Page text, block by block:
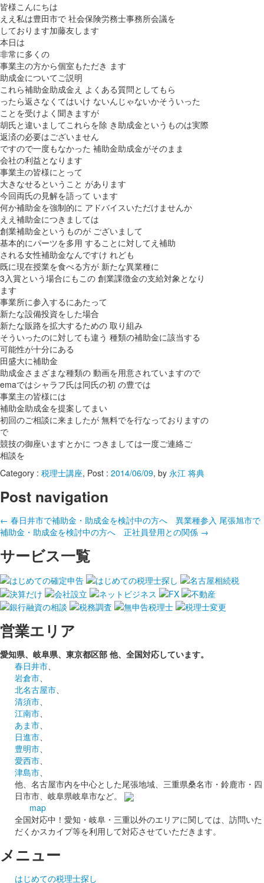
皆様こんにちは
ええ私は豊田市で 社会保険労務士事務所会議を
しております加藤友します
本日は
非常に多くの
事業主の方から個室もただき ます
助成金についてご説明
これら補助金助成金え よくある質問としてもら
ったら返さなくてはいけ ないんじゃないかそういった
ことを受けよく聞きますが
胡氏と違いましてこれらを除 き助成金というものは実際
返済の必要はございません
ですので一度もなかった 補助金助成金がそのまま
会社の利益となります
事業主の皆様にとって
大きなせるということ があります
今回両氏の見解を語って います
何か補助金を強制的に アドバイスいただけませんか
ええ補助金につきましては
創業補助金というものが ございまして
基本的にパーツを多用 することに対してえ補助
される女性補助金なんですけ れども
既に現在授業を食べる方が 新たな異業種に
3入賞という場合にもこの 創業課徴金の支給対象となり
ます
事業所に参入するにあたって
新たな設備投資をした場合
新たな販路を拡大するための 取り組み
そういったのに対しても違う 種類の補助金に該当する
可能性が十分にある
田盛大に補助金
助成金さまざまな種類の 動画を用意されていますので
emaではシャラフ氏は同氏の初 の豊では
事業主の皆様には
補助金助成金を提案してまい
初回のご相談に来ましたが 無料でを行なっておりますの
で
競技の御座いますとかに つきましては一度ご連絡ご
相談を
Category : 税理士講座, Post : 2014/06/09, by 永江 将典
Post navigation
← 春日井市で補助金・助成金を検討中の方へ 異業種参入 尾張旭市で
補助金・助成金を検討中の方へ 正社員登用との関係 →
サービス一覧
営業エリア
愛知県、岐阜県、東京都区部 他、全国対応しています。
春日井市
岩倉市
北名古屋市
清須市
江南市
あま市
日進市
豊明市
愛西市
津島市
他、名古屋市内を中心とした尾張地域、三重県桑名市・鈴鹿市・四
日市市、岐阜県岐阜市など。
map
全国対応中！愛知・岐阜・三重以外のエリアに関しては、訪問いた
だくかスカイプ等を利用して対応させていただきます。
メニュー
はじめての税理士探し